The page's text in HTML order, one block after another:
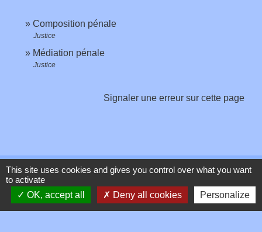
Composition pénale
Justice
Médiation pénale
Justice
Signaler une erreur sur cette page
Contacts
Commune de Toussieux
346, Route du Morbier
This site uses cookies and gives you control over what you want
to activate
OK, accept all
Deny all cookies Personalize